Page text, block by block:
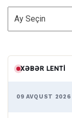
ARXİV
XƏBƏR LENTI
09 AVQUST 2026